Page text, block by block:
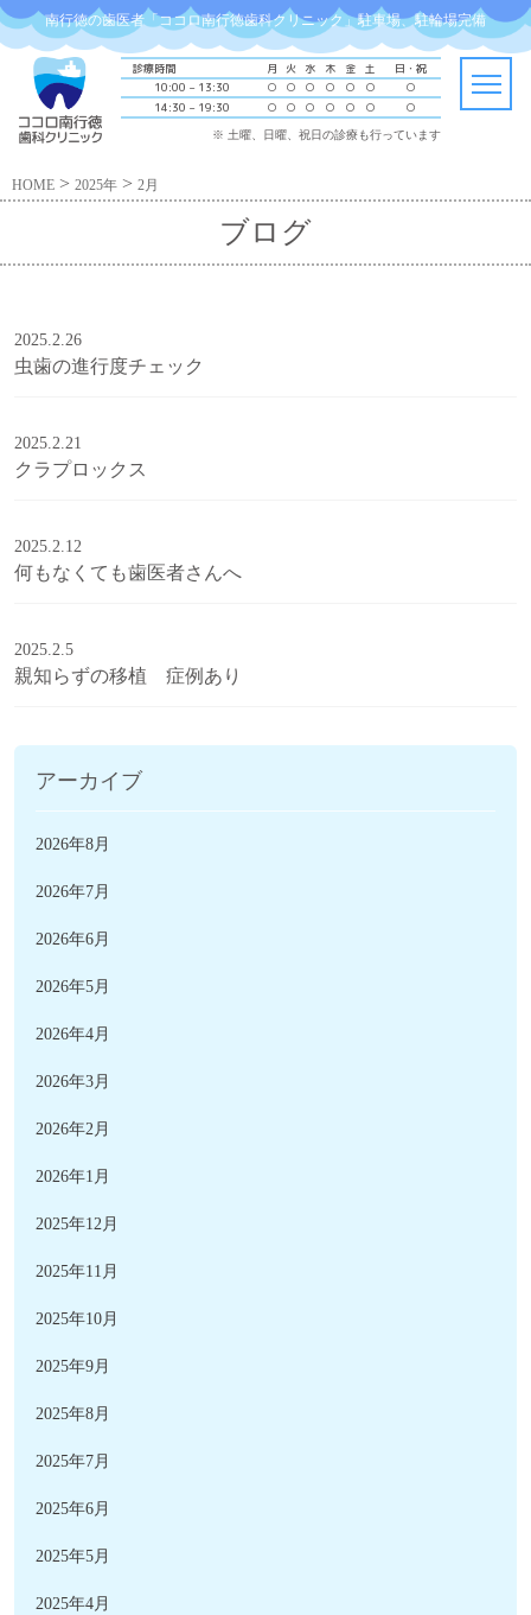
南行徳の歯医者「ココロ南行徳歯科クリニック」駐車場、駐輪場完備
診療時間 月 火 水 木 金 土
日・祝
10:00 – 13:30
○ ○ ○ ○ ○ ○
○
14:30 – 19:30
○ ○ ○ ○ ○ ○ ○
※ 土曜、日曜、祝日の診療も行っています
HOME > 2025年 > 2月
ブログ
2025.2.26
虫歯の進行度チェック
2025.2.21
クラプロックス
2025.2.12
何もなくても歯医者さんへ
2025.2.5
親知らずの移植 症例あり
アーカイブ
2026年8月
2026年7月
2026年6月
2026年5月
2026年4月
2026年3月
2026年2月
2026年1月
2025年12月
2025年11月
2025年10月
2025年9月
2025年8月
2025年7月
2025年6月
2025年5月
2025年4月